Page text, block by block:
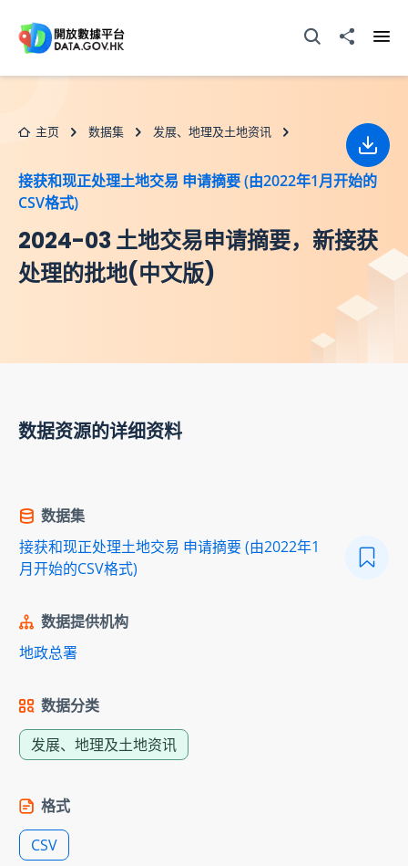
打开搜寻器分享至
主页 数据集 发展、地理及土地资讯
接获和现正处理土地交易 申请摘要 (由2022年1月开始的
CSV格式)
2024-03 土地交易申请摘要，新接获
处理的批地(中文版)
下载
数据资源的详细资料
数据集
接获和现正处理土地交易 申请摘要 (由2022年1
月开始的CSV格式)
数据提供机构
地政总署
数据分类
发展、地理及土地资讯
格式
CSV